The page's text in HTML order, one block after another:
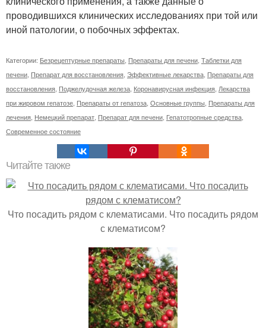
проводившихся клинических исследованиях при той или
иной патологии, о побочных эффектах.
Категории: Безрецептурные препараты Препараты для печени Таблетки для
печени Препарат для восстановления Эффективные лекарства Препараты для
восстановления Поджелудочная железа Коронавирусная инфекция Лекарства
при жировом гепатозе Препараты от гепатоза Основные группы Препараты для
лечения Немецкий препарат Препарат для печени Гепатотропные средства
Современное состояние
Читайте также
Что посадить рядом с клематисами. Что посадить рядом
с клематисом?